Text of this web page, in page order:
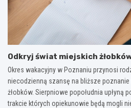
Odkryj świat miejskich
Okres wakacyjny w Poznaniu przynosi
niecodzienną szansę na bliższe
żłobków. Sierpniowe popołudnia upłyną
trakcie których opiekunowie będą mogli